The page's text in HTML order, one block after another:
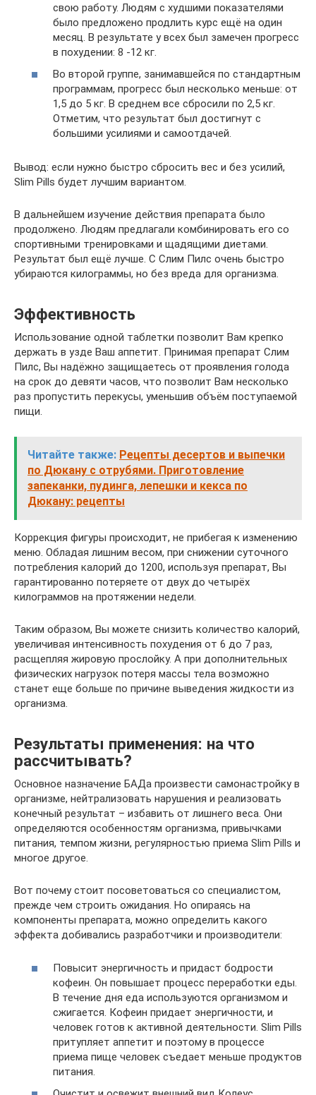
свою работу. Людям с худшими показателями
было предложено продлить курс ещё на один
месяц. В результате у всех был замечен прогресс
в похудении: 8 -12 кг.
Во второй группе, занимавшейся по стандартным
программам, прогресс был несколько меньше: от
1,5 до 5 кг. В среднем все сбросили по 2,5 кг.
Отметим, что результат был достигнут с
большими усилиями и самоотдачей.
Вывод: если нужно быстро сбросить вес и без усилий,
Slim Pills будет лучшим вариантом.
В дальнейшем изучение действия препарата было
продолжено. Людям предлагали комбинировать его со
спортивными тренировками и щадящими диетами.
Результат был ещё лучше. С Слим Пилс очень быстро
убираются килограммы, но без вреда для организма.
Эффективность
Использование одной таблетки позволит Вам крепко
держать в узде Ваш аппетит. Принимая препарат Слим
Пилс, Вы надёжно защищаетесь от проявления голода
на срок до девяти часов, что позволит Вам несколько
раз пропустить перекусы, уменьшив объём поступаемой
пищи.
Читайте также: Рецепты десертов и выпечки
по Дюкану с отрубями. Приготовление
запеканки, пудинга, лепешки и кекса по
Дюкану: рецепты
Коррекция фигуры происходит, не прибегая к изменению
меню. Обладая лишним весом, при снижении суточного
потребления калорий до 1200, используя препарат, Вы
гарантированно потеряете от двух до четырёх
килограммов на протяжении недели.
Таким образом, Вы можете снизить количество калорий,
увеличивая интенсивность похудения от 6 до 7 раз,
расщепляя жировую прослойку. А при дополнительных
физических нагрузок потеря массы тела возможно
станет еще больше по причине выведения жидкости из
организма.
Результаты применения: на что
рассчитывать?
Основное назначение БАДа произвести самонастройку в
организме, нейтрализовать нарушения и реализовать
конечный результат – избавить от лишнего веса. Они
определяются особенностям организма, привычками
питания, темпом жизни, регулярностью приема Slim Pills и
многое другое.
Вот почему стоит посоветоваться со специалистом,
прежде чем строить ожидания. Но опираясь на
компоненты препарата, можно определить какого
эффекта добивались разработчики и производители:
Повысит энергичность и придаст бодрости
кофеин. Он повышает процесс переработки еды.
В течение дня еда используются организмом и
сжигается. Кофеин придает энергичности, и
человек готов к активной деятельности. Slim Pills
притупляет аппетит и поэтому в процессе
приема пище человек съедает меньше продуктов
питания.